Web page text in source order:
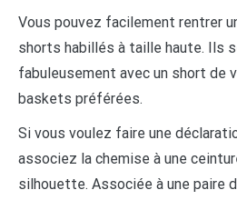
Vous pouvez facilement rentrer
shorts habillés à taille haute. Ils
fabuleusement avec un short de
baskets préférées.
Si vous voulez faire une
associez la chemise à une
silhouette. Associée à une paire